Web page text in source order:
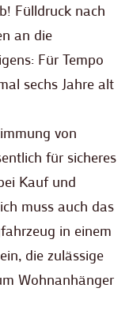
Fülldruck nach
an die
Für Tempo
sechs Jahre alt
von
für sicheres
Kauf und
muss auch das
in einem
die zulässige
Wohnanhänger